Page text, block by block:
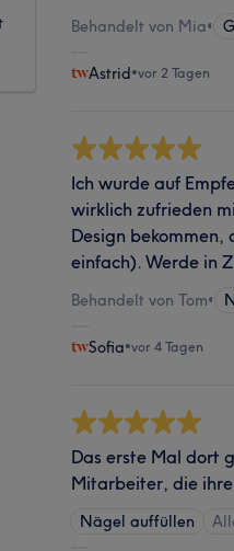
Behandelt von Mia•
Astrid•vor 2 Tagen
Ich wurde auf
wirklich zufrieden
Design bekommen,
einfach). Werde in
Behandelt von Tom•
Sofia•vor 4 Tagen
Das erste Mal dort
Mitarbeiter, die
Nägel auffüllen